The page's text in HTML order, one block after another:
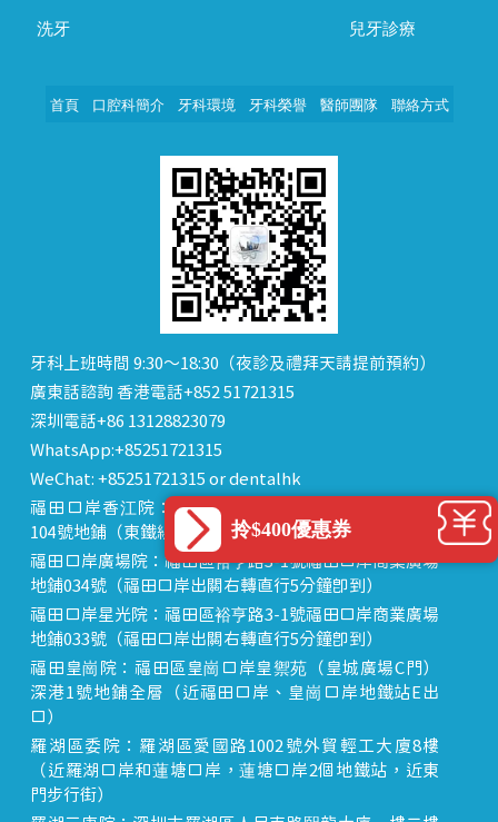
洗牙 兒牙診療
首頁 口腔科簡介 牙科環境 牙科榮譽 醫師團隊 聯絡方式
牙科上班時間 9:30～18:30（夜診及禮拜天請提前預約）
廣東話諮詢 香港電話+852 51721315
深圳電話+86 13128823079
WhatsApp:+85251721315
WeChat: +85251721315 or dentalhk
福田口岸香江院：福田區福田口岸正對面，海悅華城
104號地鋪（東鐵線落馬洲站出關對面即到）
福田口岸廣場院：福田區裕亨路3-1號福田口岸商業廣場
地鋪034號（福田口岸出關右轉直行5分鐘即到）
福田口岸星光院：福田區裕亨路3-1號福田口岸商業廣場
地鋪033號（福田口岸出關右轉直行5分鐘即到）
福田皇崗院：福田區皇崗口岸皇禦苑（皇城廣場C門）
深港1號地鋪全層（近福田口岸、皇崗口岸地鐵站E出
口）
羅湖區委院：羅湖區愛國路1002號外貿輕工大廈8樓
（近羅湖口岸和蓮塘口岸，蓮塘口岸2個地鐵站，近東
門步行街）
拎$400優惠券